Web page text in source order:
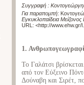
Συγγραφή :
Για παραπομπή:
Εγκυκλοπαίδεια
URL: <http://www.ehw.gr/
1.
To Γαλάτσι
από τον Εύξεινο
Δούναβη και Σιρέτ,